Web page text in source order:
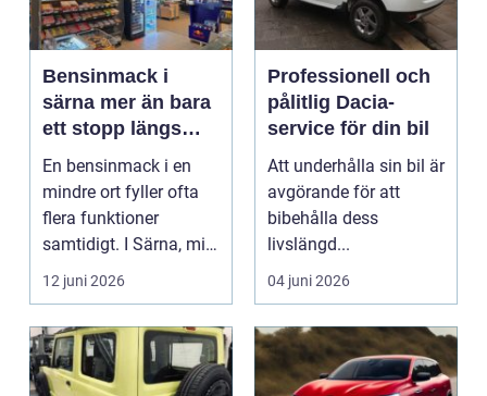
Bensinmack i
särna mer än bara
ett stopp längs
vägen
En bensinmack i en
mindre ort fyller ofta
flera funktioner
samtidigt. I Särna, mitt
i norra Dalarna,...
12 juni 2026
Professionell och
pålitlig Dacia-
service för din bil
Att underhålla sin bil är
avgörande för att
bibehålla dess
livslängd...
04 juni 2026